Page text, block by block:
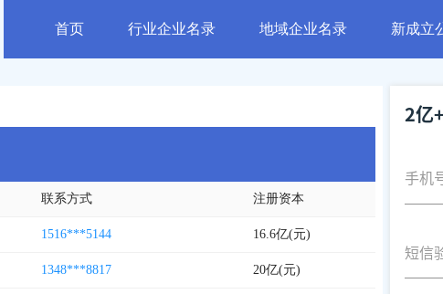
首页 行业企业名录 地域企业名录 新成立
联系方式 注册资本
1516***5144 16.6亿(元)
1348***8817 20亿(元)
2亿
手机
短信